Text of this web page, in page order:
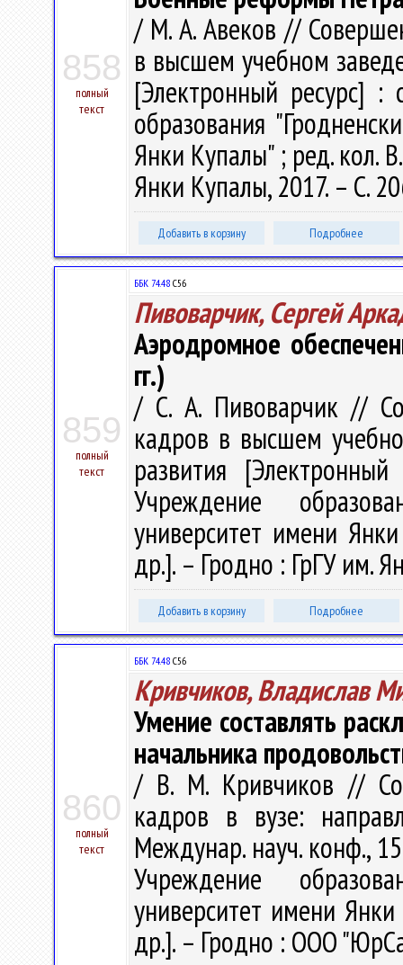
858
полный
текст
/ М. А. Авеков //
в высшем учебном
[Электронный ресурс]
образования
Янки Купалы" ; ред. кол.
Янки Купалы, 2017. – С.
Добавить в корзину Подробнее
859
полный
текст
ББК 74.48 С56
Пивоварчик, Сергей
Аэродромное
гг.)
/ С. А. Пивоварчик //
кадров в высшем
развития
Учреждение
университет имени
др.]. – Гродно : ГрГУ им.
Добавить в корзину Подробнее
860
полный
текст
ББК 74.48 С56
Кривчиков, Владислав
Умение составлять
начальника
/ В. М. Кривчиков //
кадров в вузе:
Междунар. науч. конф.,
Учреждение
университет имени
др.]. – Гродно : ООО